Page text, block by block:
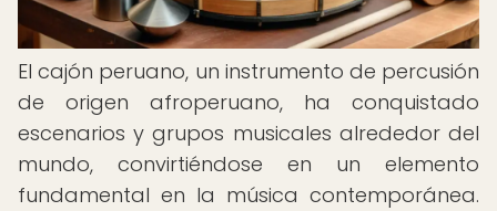
El cajón peruano, un instrumento de percusión
de origen afroperuano, ha conquistado
escenarios y grupos musicales alrededor del
mundo, convirtiéndose en un elemento
fundamental en la música contemporánea.